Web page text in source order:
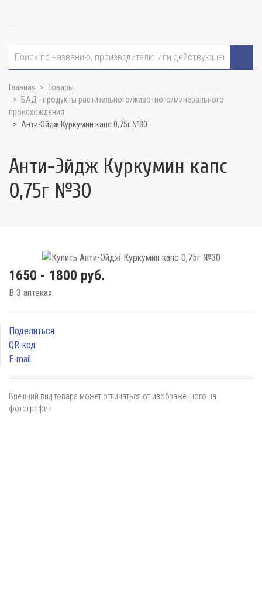
Главная
Товары
БАД - продукты растительного/животного/минерального
происхождения
Анти-Эйдж Куркумин капс 0,75г №30
Анти-Эйдж Куркумин капс
0,75г №30
1650 - 1800 руб.
В 3 аптеках
Поделиться
QR-код
E-mail
Внешний вид товара может отличаться от изображённого на
фотографии